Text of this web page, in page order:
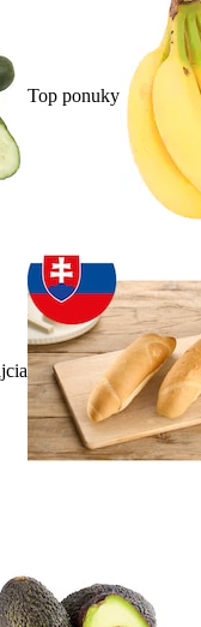
Top ponuky